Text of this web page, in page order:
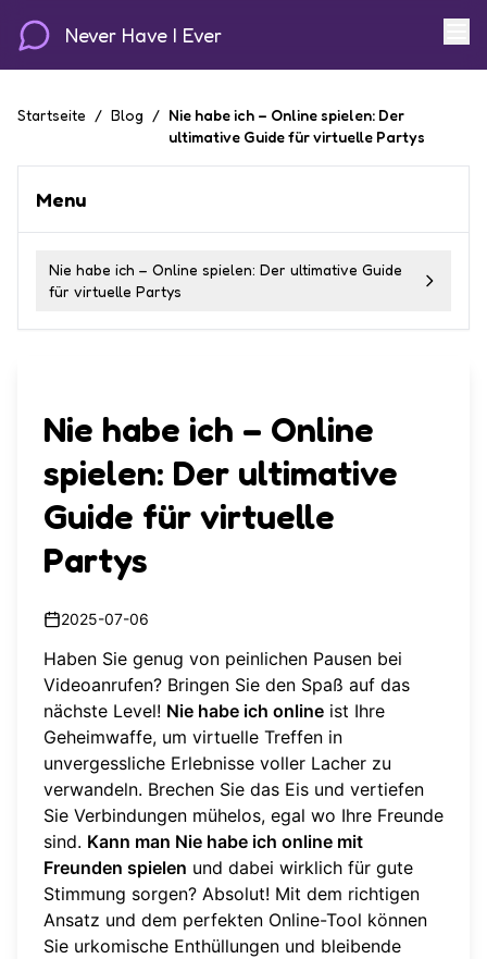
Never Have I Ever
Startseite / Blog / Nie habe ich – Online spielen: Der
ultimative Guide für virtuelle Partys
Menu
Nie habe ich – Online spielen: Der ultimative Guide
für virtuelle Partys
Nie habe ich – Online
spielen: Der ultimative
Guide für virtuelle
Partys
2025-07-06
Haben Sie genug von peinlichen Pausen bei
Videoanrufen? Bringen Sie den Spaß auf das
nächste Level! Nie habe ich online ist Ihre
Geheimwaffe, um virtuelle Treffen in
unvergessliche Erlebnisse voller Lacher zu
verwandeln. Brechen Sie das Eis und vertiefen
Sie Verbindungen mühelos, egal wo Ihre Freunde
sind. Kann man Nie habe ich online mit
Freunden spielen und dabei wirklich für gute
Stimmung sorgen? Absolut! Mit dem richtigen
Ansatz und dem perfekten Online-Tool können
Sie urkomische Enthüllungen und bleibende